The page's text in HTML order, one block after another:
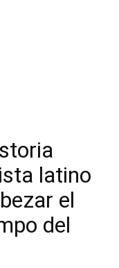
latino
el
del